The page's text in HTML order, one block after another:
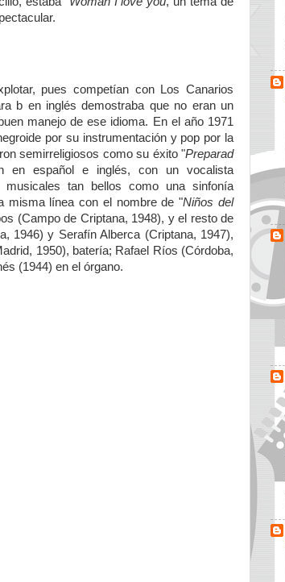
pues competían con Los Canarios
b en inglés demostraba que no eran un
manejo de ese idioma. En el año 1971
por su instrumentación y pop por la
semirreligiosos como su éxito "Preparad
en español e inglés, con un vocalista
tan bellos como una sinfonía
misma línea con el nombre de "Niños del
(Campo de Criptana, 1948), y el resto de
1946) y Serafín Alberca (Criptana, 1947),
1950), batería; Rafael Ríos (Córdoba,
(1944) en el órgano.